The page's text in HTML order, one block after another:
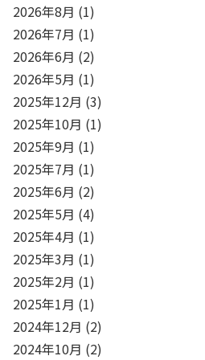
2026年8月 (1)
2026年7月 (1)
2026年6月 (2)
2026年5月 (1)
2025年12月 (3)
2025年10月 (1)
2025年9月 (1)
2025年7月 (1)
2025年6月 (2)
2025年5月 (4)
2025年4月 (1)
2025年3月 (1)
2025年2月 (1)
2025年1月 (1)
2024年12月 (2)
2024年10月 (2)